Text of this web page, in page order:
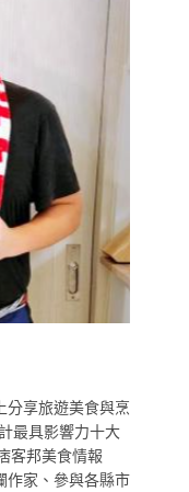
分享旅遊美食與烹
最具影響力十大
客邦美食情報
作家、參與各縣市